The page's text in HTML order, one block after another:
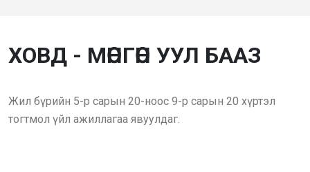
ХОВД - МӨНГӨН УУЛ БААЗ
Жил бүрийн 5-р сарын 20-ноос 9-р сарын 20 хүртэл
тогтмол үйл ажиллагаа явуулдаг.